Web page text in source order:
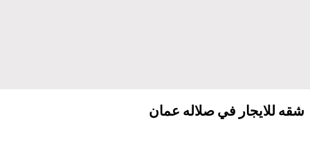
شقه للايجار في صلاله عمان